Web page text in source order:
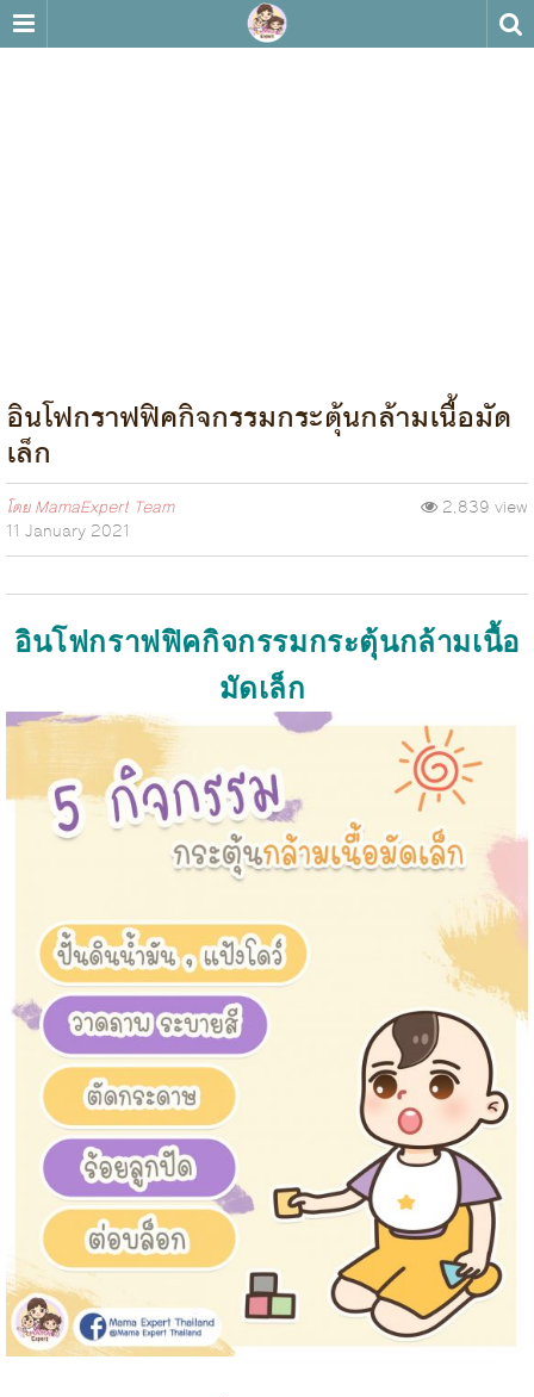
อินโฟกราฟฟิคกิจกรรมกระตุ้นกล้ามเนื้อมัด
เล็ก
โดยMamaExpert Team
11 January 2021
2,839 view
อินโฟกราฟฟิคกิจกรรมกระตุ้นกล้ามเนื้อ
มัดเล็ก